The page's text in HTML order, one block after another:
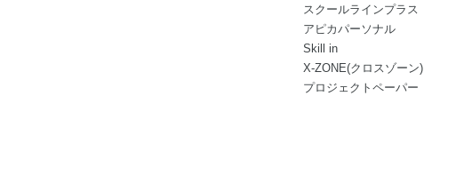
スクールラインプラス
アピカパーソナル
Skill in
X-ZONE(クロスゾーン)
プロジェクトペーパー